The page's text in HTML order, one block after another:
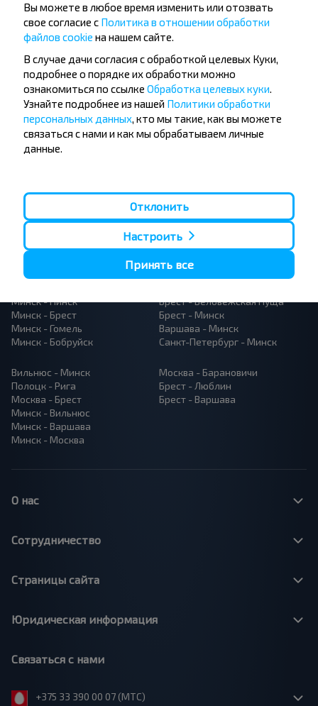
Подпишись на получение новостей и
путешествуй с нами дешевле!
Подписаться
Популярные автобусные
направления
Минск - Несвиж
Минск - Пинск
Минск - Брест
Минск - Гомель
Минск - Бобруйск
Минск - Барановичи
Брест - Беловежская Пуща
Брест - Минск
Варшава - Минск
Санкт-Петербург - Минск
Вильнюс - Минск
Полоцк - Рига
Москва - Брест
Минск - Вильнюс
Минск - Варшава
Минск - Москва
Москва - Барановичи
Брест - Люблин
Брест - Варшава
О нас
Сотрудничество
Страницы сайта
Юридическая информация
Связаться с нами
+375 33 390 00 07 (МТС)
Вы можете в любое время изменить или отозвать
свое согласие с Политика в отношении обработки
файлов cookie на нашем сайте.
В случае дачи согласия с обработкой целевых Куки,
подробнее о порядке их обработки можно
ознакомиться по ссылке Обработка целевых куки.
Узнайте подробнее из нашей Политики обработки
персональных данных, кто мы такие, как вы можете
связаться с нами и как мы обрабатываем личные
данные.
Отклонить
Настроить
Принять все